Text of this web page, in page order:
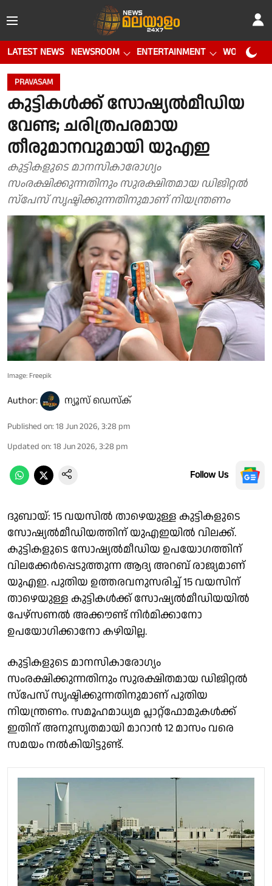
LATEST NEWS NEWSROOM ENTERTAINMENT WORLD CUP
PRAVASAM
കുട്ടികള്‍ക്ക് സോഷ്യല്‍മീഡിയ
വേണ്ട; ചരിത്രപരമായ
തീരുമാനവുമായി യുഎഇ
കുട്ടികളുടെ മാനസികാരോഗ്യം
സംരക്ഷിക്കുന്നതിനും സുരക്ഷിതമായ ഡിജിറ്റല്‍
സ്‌പേസ് സൃഷ്ടിക്കുന്നതിനുമാണ് നിയന്ത്രണം
Image: Freepik
Author: ന്യൂസ് ഡെസ്ക്
Published on: 18 Jun 2026, 3:28 pm
Updated on: 18 Jun 2026, 3:28 pm
Follow Us
ദുബായ്: 15 വയസില്‍ താഴെയുള്ള കുട്ടികളുടെ
സോഷ്യല്‍മീഡിയത്തിന് യുഎഇയില്‍ വിലക്ക്.
കുട്ടികളുടെ സോഷ്യല്‍മീഡിയ ഉപയോഗത്തിന്
വിലക്കേര്‍പ്പെടുത്തുന്ന ആദ്യ അറബ് രാജ്യമാണ്
യുഎഇ. പുതിയ ഉത്തരവനുസരിച്ച് 15 വയസിന്
താഴെയുള്ള കുട്ടികള്‍ക്ക് സോഷ്യല്‍മീഡിയയില്‍
പേഴ്‌സണല്‍ അക്കൗണ്ട് നിര്‍മിക്കാനോ
ഉപയോഗിക്കാനോ കഴിയില്ല.
കുട്ടികളുടെ മാനസികാരോഗ്യം
സംരക്ഷിക്കുന്നതിനും സുരക്ഷിതമായ ഡിജിറ്റല്‍
സ്‌പേസ് സൃഷ്ടിക്കുന്നതിനുമാണ് പുതിയ
നിയന്ത്രണം. സമൂഹമാധ്യമ പ്ലാറ്റ്ഫോമുകള്‍ക്ക്
ഇതിന് അനുസൃതമായി മാറാന്‍ 12 മാസം വരെ
സമയം നല്‍കിയിട്ടുണ്ട്.